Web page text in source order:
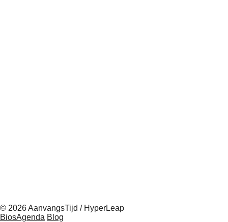
© 2026 AanvangsTijd / HyperLeap
BiosAgenda Blog